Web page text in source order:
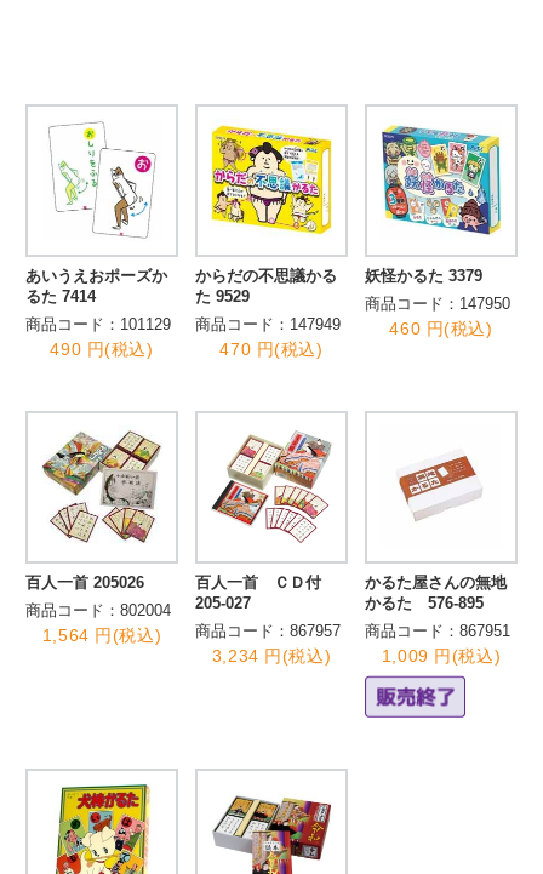
あいうえおポーズか
るた 7414
商品コード：101129
490 円(税込)
からだの不思議かる
た 9529
商品コード：147949
470 円(税込)
妖怪かるた 3379
商品コード：147950
460 円(税込)
百人一首 205026
商品コード：802004
1,564 円(税込)
百人一首 ＣＤ付
205-027
商品コード：867957
3,234 円(税込)
かるた屋さんの無地
かるた 576-895
商品コード：867951
1,009 円(税込)